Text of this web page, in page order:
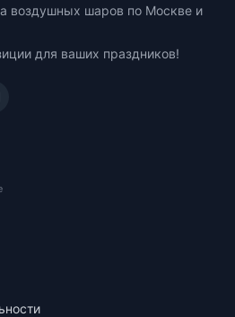
воздушных шаров по Москве и
для ваших праздников!